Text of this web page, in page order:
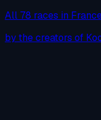
All 78 races in
by the creators of